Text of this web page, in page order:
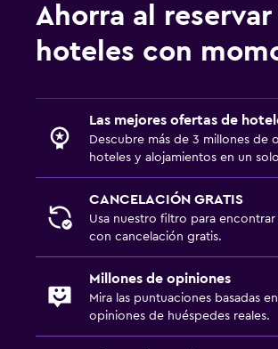
Ahorra al reservar
hoteles con
Las mejores ofertas de
Descubre más de 3 millones de
hoteles y alojamientos en un
CANCELACIÓN GRATIS
Usa nuestro filtro para encontrar
con cancelación gratis.
Millones de opiniones
Mira las puntuaciones basadas
opiniones de huéspedes reales.